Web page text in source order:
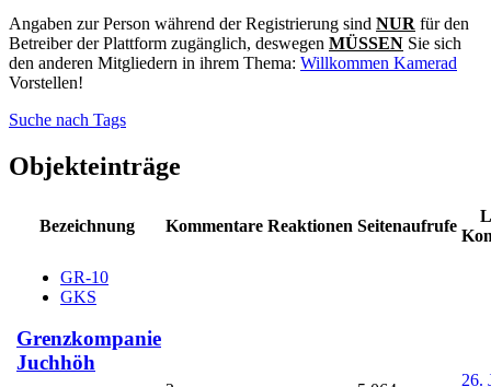
Angaben zur Person während der Registrierung sind NUR für den
Betreiber der Plattform zugänglich, deswegen MÜSSEN Sie sich
den anderen Mitgliedern in ihrem Thema: Willkommen Kamerad
Vorstellen!
Suche nach Tags
Objekteinträge
Bezeichnung Kommentare Reaktionen Seitenaufrufe
GR-10
GKS
Grenzkompanie
Juchhöh
26.